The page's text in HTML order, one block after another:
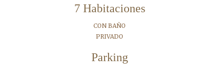
7 Habitaciones
CON BAÑO
PRIVADO
Parking